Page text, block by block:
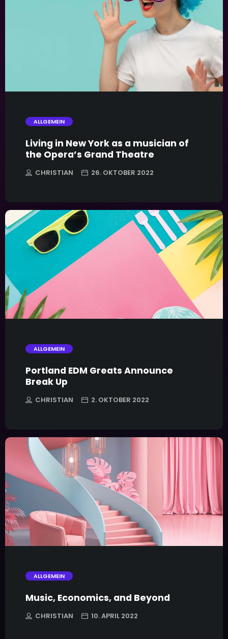
trending_flat
ALLGEMEIN
Living in New York as a musician of
the Opera’s Grand Theatre
CHRISTIAN 26. OKTOBER 2022
ALLGEMEIN
Portland EDM Greats Announce
Break Up
CHRISTIAN 2. OKTOBER 2022
trending_flat
ALLGEMEIN
Music, Economics, and Beyond
CHRISTIAN 10. APRIL 2022